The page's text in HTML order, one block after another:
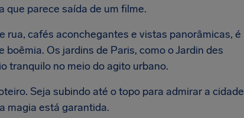
que parece saída de um filme.
cafés aconchegantes e vistas panorâmicas, é
Os jardins de Paris, como o Jardin des
tranquilo no meio do agito urbano.
Seja subindo até o topo para admirar a cidade
magia está garantida.